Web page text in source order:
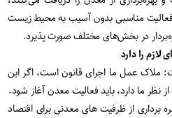
مناسبی بدون آسیب به محیط زیست
در بخش‌های مختلف صورت پذیرد.
را دارد
عمل ما اجرای قانون است، اگر این
نظر ما دارد، باید فعالیت معدن آغاز شود.
برداری از ظرفیت های معدنی برای اقتصاد